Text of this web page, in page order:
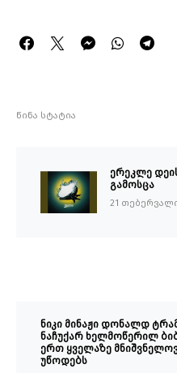
წინა სტატია
ერეკლე
გამოსცა
21
ნიკი მინაჟი დონალდ
ნაჩუქარ ხელმოწერილ
ერთ ყველაზე
უწოდებს